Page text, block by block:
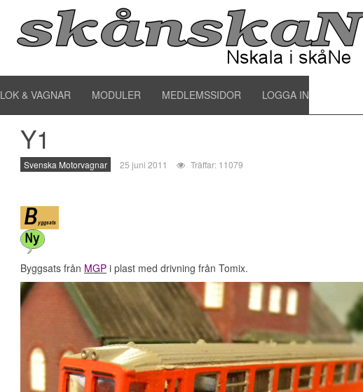
LOK & VAGNAR MODULER MEDLEMSSIDOR LOGGA IN
Svenska motorvagnar
Y1
Svenska Motorvagnar 25 juni 2011 Träffar: 11079
Byggsats från MGP i plast med drivning från Tomix.